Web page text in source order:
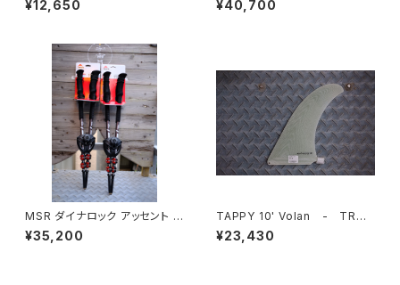
¥12,650
Black) 送料無料
¥40,700
MSR ダイナロック アッセント カ
ーボンポール 送料無料
¥35,200
TAPPY 10' Volan - TRUE
AMES 送料無料
¥23,430